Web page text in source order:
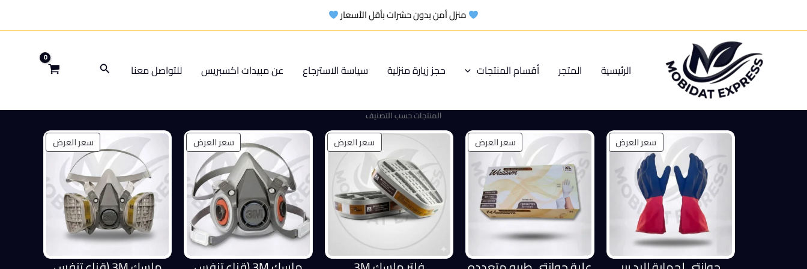
منزل أمن بدون حشرات بأقل الأسعار
الرئيسية المتجر أقسام المنتجات حجز زيارة منزلية سياسة الاسترجاع عن مبيدات اكسبريس للتواصل معنا البحث
المنتجات حسب التصنيف
سعر العرضمنتج
مخفض
سعر العرضمنتج
مخفض
سعر العرضمنتج
مخفض
سعر العرضمنتج
مخفض
سعر العرضمنتج
مخفض